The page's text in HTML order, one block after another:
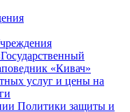
«Кивач»
услуг и цены на
Политики защиты и